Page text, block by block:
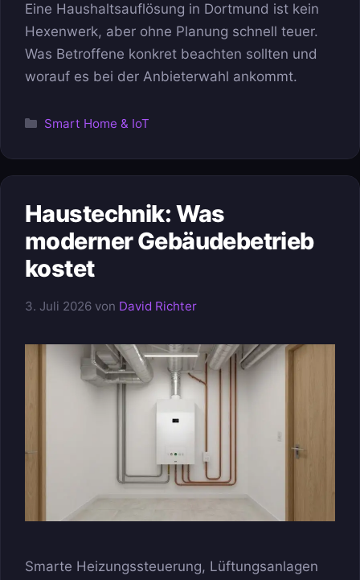
Eine Haushaltsauflösung in Dortmund ist kein
Hexenwerk, aber ohne Planung schnell teuer.
Was Betroffene konkret beachten sollten und
worauf es bei der Anbieterwahl ankommt.
Kategorien
Smart Home & IoT
Haustechnik: Was
moderner Gebäudebetrieb
kostet
3. Juli 2026 von David Richter
Smarte Heizungssteuerung, Lüftungsanlagen